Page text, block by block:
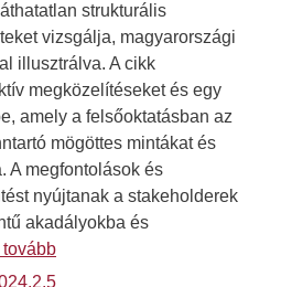
strukturális
vizsgálja, magyarországi
illusztrálva. A cikk
megközelítéseket és egy
amely a felsőoktatásban az
mögöttes mintákat és
A megfontolások és
nyújtanak a stakeholderek
akadályokba és